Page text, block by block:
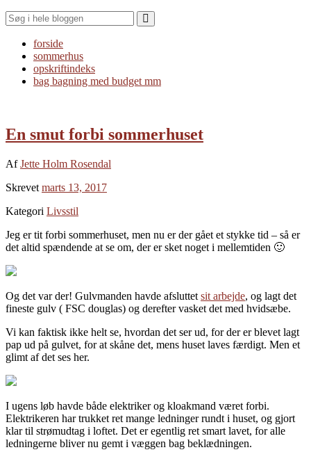
forside
sommerhus
opskriftindeks
bag bagning med budget mm
En smut forbi sommerhuset
AfJette Holm Rosendal
Skrevet marts 13, 2017
Kategori Livsstil
Jeg er tit forbi sommerhuset, men nu er der gået et stykke tid – så er
det altid spændende at se om, der er sket noget i mellemtiden 🙂
Og det var der! Gulvmanden havde afsluttet sit arbejde, og lagt det
fineste gulv ( FSC douglas) og derefter vasket det med hvidsæbe.
Vi kan faktisk ikke helt se, hvordan det ser ud, for der er blevet lagt
pap ud på gulvet, for at skåne det, mens huset laves færdigt. Men et
glimt af det ses her.
I ugens løb havde både elektriker og kloakmand været forbi.
Elektrikeren har trukket ret mange ledninger rundt i huset, og gjort
klar til strømudtag i loftet. Det er egentlig ret smart lavet, for alle
ledningerne bliver nu gemt i væggen bag beklædningen.